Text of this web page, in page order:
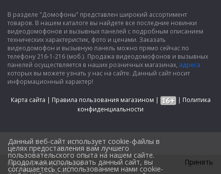
В разделе "Домофоны" представлен широкий ассортимент
товаров. В нашем каталоге вы найдете все последние новинки
видеодомофонов и вызывных панелей с подробным описанием
технических характеристик, фото и ценами. Заказать
видеодомофон и вызывную панель можно прямо сейчас по
телефону 216-1-216 (моб.). Продажа видеодомофонов и вызывных
панелей осуществляется в наших розничных магазинах, адреса
которых вы можете узнать у нас на сайте. Данный сайт носит
информационный характер!
Карта сайта | Правила пользования магазином | | Политика
конфиденциальности
Показать полную версию
2025 © ВидеоМастер
Design by
Данный веб-сайт использует cookie-файлы в
целях предоставления вам лучшего
пользовательского опыта на нашем сайте.
Продолжая использовать данный сайт, вы
соглашаетесь с использованием нами cookie-
Принять